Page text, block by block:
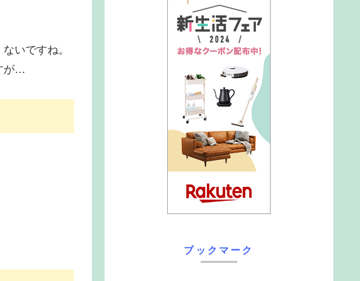
いですね。
が…
ブックマーク